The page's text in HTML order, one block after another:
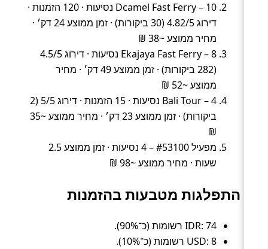
Dcamel Fast Ferry – 10 נסיעות · 120 הזמנות ·
דירוג 4.82/5 (30 ביקורות) · זמן ממוצע 24 דק׳ ·
מחיר ממוצע ~38 ₪
Ekajaya Fast Ferry – 8 נסיעות · דירוג 4.5/5
(282 ביקורות) · זמן ממוצע 49 דק׳ · מחיר
ממוצע ~52 ₪
Bali Tour – 4 נסיעות · 15 הזמנות · דירוג 5/5 (2
ביקורות) · זמן ממוצע 23 דק׳ · מחיר ממוצע ~35
₪
מפעיל #53100 – 4 נסיעות · זמן ממוצע 2.5
שעות · מחיר ממוצע ~98 ₪
התפלגות מטבעות בהזמנות
IDR: 74 רשומות (כ־90%).
USD: 8 רשומות (כ־10%).